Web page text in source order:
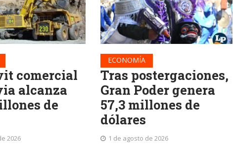
comercial
alcanza
de
2026
ECONOMÍA
Tras postergaciones,
Gran Poder genera
57,3 millones de
dólares
1 de agosto de 2026